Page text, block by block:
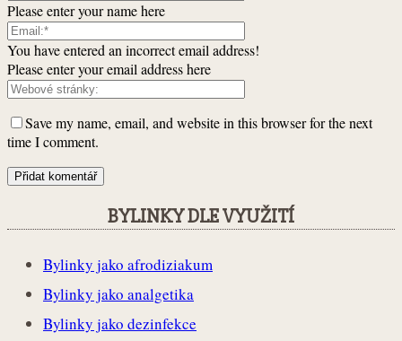
Please enter your name here
You have entered an incorrect email address!
Please enter your email address here
Save my name, email, and website in this browser for the next
time I comment.
BYLINKY DLE VYUŽITÍ
Bylinky jako afrodiziakum
Bylinky jako analgetika
Bylinky jako dezinfekce